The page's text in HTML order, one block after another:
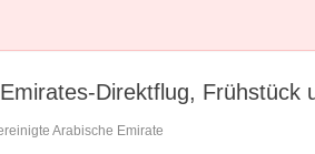
Direktflug, Frühstück
Arabische Emirate